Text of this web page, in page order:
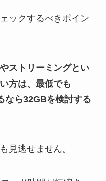
ックするべきポイン
ストリーミングとい
方は、最低でも
なら32GBを検討する
見逃せません。